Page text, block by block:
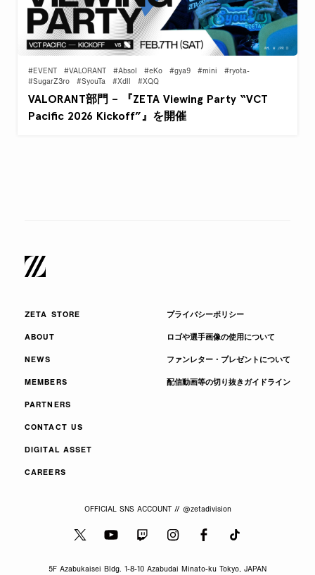
#EVENT #VALORANT #Absol #eKo #gya9 #mini
#ryota-
#SugarZ3ro
#SyouTa #Xdll #XQQ
VALORANT部門 – 『ZETA Viewing Party “VCT
Pacific 2026 Kickoff”』を開催
ZETA STORE
ABOUT
NEWS
MEMBERS
PARTNERS
CONTACT US
DIGITAL ASSET
CAREERS
プライバシーポリシー
ロゴや選手画像の使用について
ファンレター・プレゼントについて
配信動画等の切り抜きガイドライン
OFFICIAL SNS ACCOUNT // @zetadivision
5F Azabukaisei Bldg. 1-8-10 Azabudai Minato-ku Tokyo, JAPAN